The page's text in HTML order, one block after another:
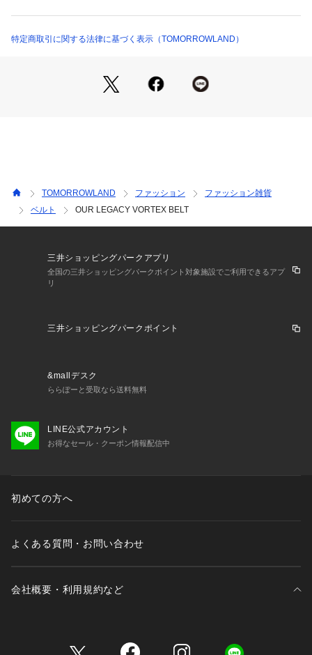
デザイン面はもちろん、品質にもっとも重点を置いてモダンか
※商品の色味は、商品単体または素材アップ画像をご確認くだ
19 ブラック：BLACK
特定商取引に関する法律に基づく表示（TOMORROWLAND）
TOMORROWLAND ファッション
ファッション雑貨
ベルト
OUR LEGACY VORTEX BELT
三井ショッピングパークアプリ
全国の三井ショッピングパークポイント対象施設でご利用できるアプ
リ
三井ショッピングパークポイント
&mallデスク
ららぽーと受取なら送料無料
LINE公式アカウント
お得なセール・クーポン情報配信中
初めての方へ
よくある質問・お問い合わせ
会社概要・利用規約など